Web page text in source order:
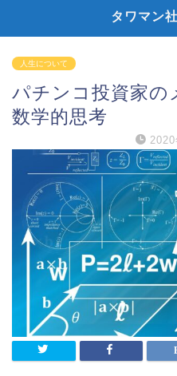
タワマン
人生について
パチンコ投資家
数学的思考
2020